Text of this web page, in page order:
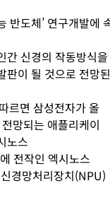
반도체’ 연구개발에
간 신경의 작동방식
판이 될 것으로 전망
르면 삼성전자가 올
망되는 애플리케이
노스
전작인 엑시노스
경망처리장치(NPU)